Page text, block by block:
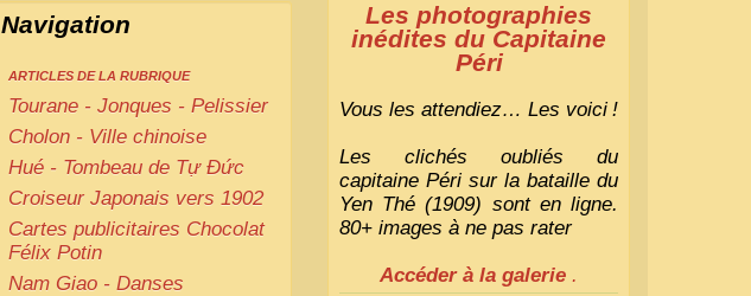
Navigation
ARTICLES DE LA RUBRIQUE
Tourane - Jonques - Pelissier
Cholon - Ville chinoise
Hué - Tombeau de Tự Đức
Croiseur Japonais vers 1902
Cartes publicitaires Chocolat
Félix Potin
Nam Giao - Danses
Les photographies
inédites du Capitaine
Péri
Vous les attendiez… Les voici !
Les clichés oubliés du
capitaine Péri sur la bataille du
Yen Thé (1909) sont en ligne.
80+ images à ne pas rater
Accéder à la galerie .